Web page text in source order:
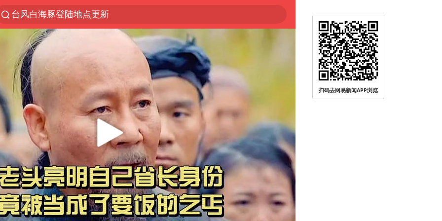
台风白海豚登陆地点更新
以“新”破局 首发经济点亮城市消费活力
台风白海豚进入48小时警戒线
佛得角门将亮相智利俱乐部主场
中方回应是否在太平洋海底开采稀土
台风白海豚影响中国已成定局
看守所辅警收受10万获刑1年
U17国足1分钟轰2球
宇树科技发行价格150.80元/股
五粮液渠道价一箱上涨近百元
宇树科技王兴兴身家有望超200亿元
扫码去网易新闻APP浏览